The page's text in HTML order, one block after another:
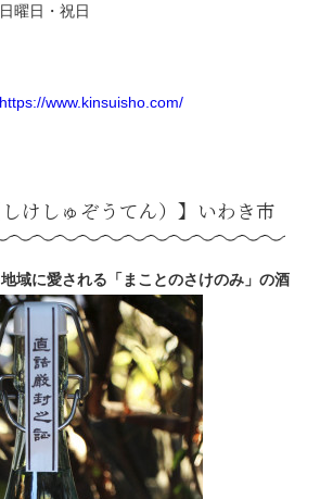
曜日・祝日
https://www.kinsuisho.com/
しけしゅぞうてん）】いわき市
域に愛される「まことのさけのみ」の酒